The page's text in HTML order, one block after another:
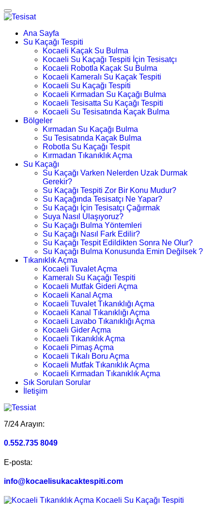
Ana Sayfa
Su Kaçağı Tespiti
Kocaeli Kaçak Su Bulma
Kocaeli Su Kaçağı Tespiti İçin Tesisatçı
Kocaeli Robotla Kaçak Su Bulma
Kocaeli Kameralı Su Kaçak Tespiti
Kocaeli Su Kaçağı Tespiti
Kocaeli Kırmadan Su Kaçağı Bulma
Kocaeli Tesisatta Su Kaçağı Tespiti
Kocaeli Su Tesisatında Kaçak Bulma
Bölgeler
Kırmadan Su Kaçağı Bulma
Su Tesisatında Kaçak Bulma
Robotla Su Kaçağı Tespit
Kırmadan Tıkanıklık Açma
Su Kaçağı
Su Kaçağı Varken Nelerden Uzak Durmak
Gerekir?
Su Kaçağı Tespiti Zor Bir Konu Mudur?
Su Kaçağında Tesisatçı Ne Yapar?
Su Kaçağı İçin Tesisatçı Çağırmak
Suya Nasıl Ulaşıyoruz?
Su Kaçağı Bulma Yöntemleri
Su Kaçağı Nasıl Fark Edilir?
Su Kaçağı Tespit Edildikten Sonra Ne Olur?
Su Kaçağı Bulma Konusunda Emin Değilsek ?
Tıkanıklık Açma
Kocaeli Tuvalet Açma
Kameralı Su Kaçağı Tespiti
Kocaeli Mutfak Gideri Açma
Kocaeli Kanal Açma
Kocaeli Tuvalet Tıkanıklığı Açma
Kocaeli Kanal Tıkanıklığı Açma
Kocaeli Lavabo Tıkanıklığı Açma
Kocaeli Gider Açma
Kocaeli Tıkanıklık Açma
Kocaeli Pimaş Açma
Kocaeli Tıkalı Boru Açma
Kocaeli Mutfak Tıkanıklık Açma
Kocaeli Kırmadan Tıkanıklık Açma
Sık Sorulan Sorular
İletişim
7/24 Arayın:
0.552.735 8049
E-posta:
info@kocaelisukacaktespiti.com